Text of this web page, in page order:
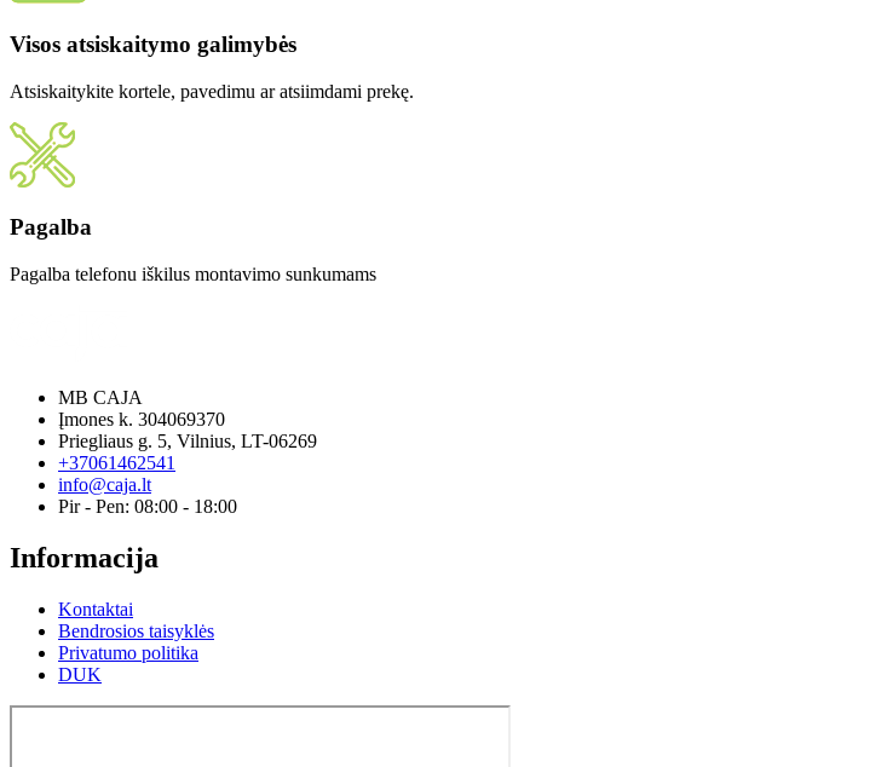
Visos atsiskaitymo galimybės
Atsiskaitykite kortele, pavedimu ar atsiimdami prekę.
Pagalba
Pagalba telefonu iškilus montavimo sunkumams
MB CAJA
Įmones k. 304069370
Priegliaus g. 5, Vilnius, LT-06269
+37061462541
info@caja.lt
Pir - Pen: 08:00 - 18:00
Informacija
Kontaktai
Bendrosios taisyklės
Privatumo politika
DUK